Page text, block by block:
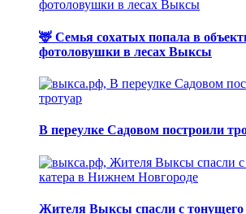
🦌 Семья сохатых попала в
фотоловушки в лесах Выксы
В переулке Садовом построили
Жителя Выксы спасли с тонущего